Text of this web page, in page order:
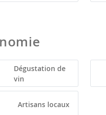
Dégustation de
vin
Artisans locaux